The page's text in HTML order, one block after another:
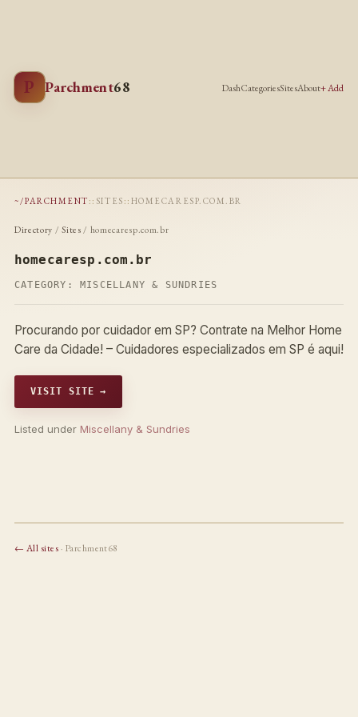
P Parchment68 DashCategoriesSitesAbout+ Add
~/PARCHMENT :: SITES :: HOMECARESP.COM.BR
Directory /Sites / homecaresp.com.br
homecaresp.com.br
CATEGORY: MISCELLANY & SUNDRIES
Procurando por cuidador em SP? Contrate na Melhor Home
Care da Cidade! – Cuidadores especializados em SP é aqui!
VISIT SITE →
Listed under Miscellany & Sundries
← All sites· Parchment68